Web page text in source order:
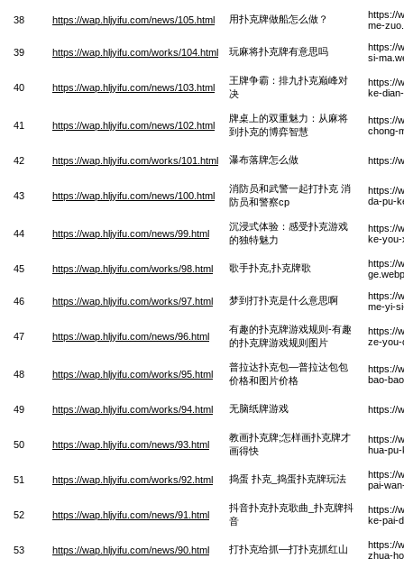
38 https://wap.hljyifu.com/news/105.html 用扑克牌做船怎么做？
https://
me-
39 https://wap.hljyifu.com/works/104.html 玩麻将扑克牌有意思吗
https://
si-
40 https://wap.hljyifu.com/news/103.html
王牌争霸：排九扑克巅峰对
决
https://
ke-
41 https://wap.hljyifu.com/news/102.html
牌桌上的双重魅力：从麻将
到扑克的博弈智慧
https://
chong-
42 https://wap.hljyifu.com/works/101.html 瀑布落牌怎么做 https://
43 https://wap.hljyifu.com/news/100.html
消防员和武警一起打扑克 消
防员和警察cp
https://
da-pu-
44 https://wap.hljyifu.com/news/99.html
沉浸式体验：感受扑克游戏
的独特魅力
https://
ke-you-
45 https://wap.hljyifu.com/works/98.html 歌手扑克,扑克牌歌
https://
ge.webp
46 https://wap.hljyifu.com/works/97.html 梦到打扑克是什么意思啊
https://
me-yi-
47 https://wap.hljyifu.com/news/96.html
有趣的扑克牌游戏规则-有趣
的扑克牌游戏规则图片
https://
ze-you-
48 https://wap.hljyifu.com/works/95.html
普拉达扑克包—普拉达包包
价格和图片价格
https://
bao-
49 https://wap.hljyifu.com/works/94.html 无脑纸牌游戏 https://
50 https://wap.hljyifu.com/news/93.html
教画扑克牌;怎样画扑克牌才
画得快
https://
hua-
51 https://wap.hljyifu.com/works/92.html 捣蛋 扑克_捣蛋扑克牌玩法
https://
pai-
52 https://wap.hljyifu.com/news/91.html
抖音扑克扑克歌曲_扑克牌抖
音
https://
ke-pai-
53 https://wap.hljyifu.com/news/90.html 打扑克给抓—打扑克抓红山
https://
zhua-